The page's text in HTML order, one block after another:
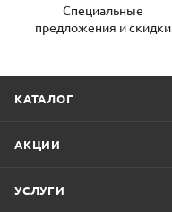
Специальные
предложения и скидки
КАТАЛОГ
АКЦИИ
УСЛУГИ